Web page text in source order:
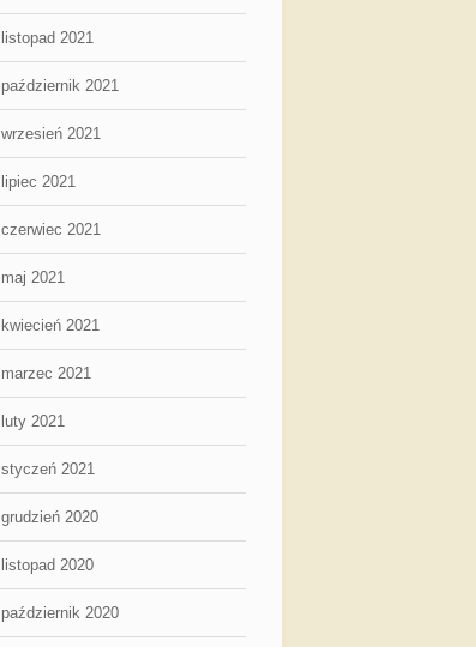
listopad 2021
październik 2021
wrzesień 2021
lipiec 2021
czerwiec 2021
maj 2021
kwiecień 2021
marzec 2021
luty 2021
styczeń 2021
grudzień 2020
listopad 2020
październik 2020